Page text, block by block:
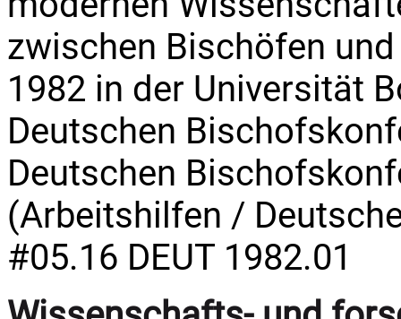
zwischen Bischöfen
1982 in der Universität
Deutschen
Deutschen
(Arbeitshilfen /
#05.16 DEUT 1982.01